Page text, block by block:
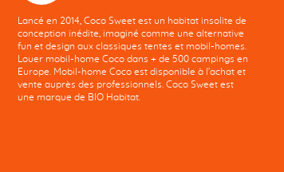
Lancé en 2014, Coco Sweet est un habitat insolite de
conception inédite, imaginé comme une alternative
fun et design aux classiques tentes et mobil-homes.
Louer mobil-home Coco dans + de 500 campings en
Europe. Mobil-home Coco est disponible à l'achat et
vente auprès des professionnels. Coco Sweet est
une marque de BIO Habitat.